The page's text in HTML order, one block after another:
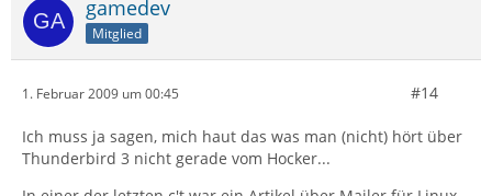
gamedev
Mitglied
1. Februar 2009 um 00:45 #14
Ich muss ja sagen, mich haut das was man (nicht) hört über
Thunderbird 3 nicht gerade vom Hocker...